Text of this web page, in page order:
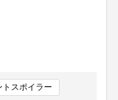
ナー流用)
トスポイラー